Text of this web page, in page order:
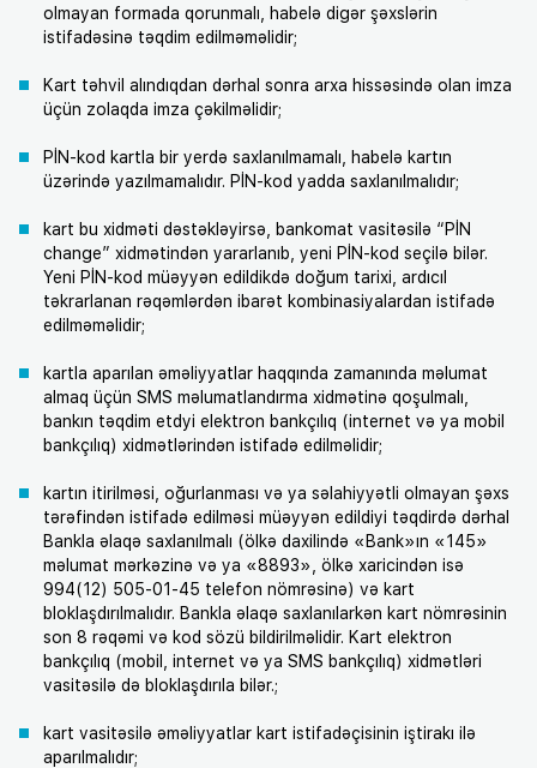
olmayan formada qorunmalı, habelə digər şəxslərin
istifadəsinə təqdim edilməməlidir;
Kart təhvil alındıqdan dərhal sonra arxa hissəsində olan imza
üçün zolaqda imza çəkilməlidir;
PİN-kod kartla bir yerdə saxlanılmamalı, habelə kartın
üzərində yazılmamalıdır. PİN-kod yadda saxlanılmalıdır;
kart bu xidməti dəstəkləyirsə, bankomat vasitəsilə “PİN
change” xidmətindən yararlanıb, yeni PİN-kod seçilə bilər.
Yeni PİN-kod müəyyən edildikdə doğum tarixi, ardıcıl
təkrarlanan rəqəmlərdən ibarət kombinasiyalardan istifadə
edilməməlidir;
kartla aparılan əməliyyatlar haqqında zamanında məlumat
almaq üçün SMS məlumatlandırma xidmətinə qoşulmalı,
bankın təqdim etdyi elektron bankçılıq (internet və ya mobil
bankçılıq) xidmətlərindən istifadə edilməlidir;
kartın itirilməsi, oğurlanması və ya səlahiyyətli olmayan şəxs
tərəfindən istifadə edilməsi müəyyən edildiyi təqdirdə dərhal
Bankla əlaqə saxlanılmalı (ölkə daxilində «Bank»ın «145»
məlumat mərkəzinə və ya «8893», ölkə xaricindən isə
994(12) 505-01-45 telefon nömrəsinə) və kart
bloklaşdırılmalıdır. Bankla əlaqə saxlanılarkən kart nömrəsinin
son 8 rəqəmi və kod sözü bildirilməlidir. Kart elektron
bankçılıq (mobil, internet və ya SMS bankçılıq) xidmətləri
vasitəsilə də bloklaşdırıla bilər.;
kart vasitəsilə əməliyyatlar kart istifadəçisinin iştirakı ilə
aparılmalıdır;